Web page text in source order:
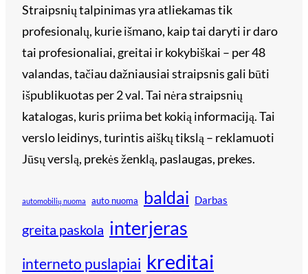
Straipsnių talpinimas yra atliekamas tik
profesionalų, kurie išmano, kaip tai daryti ir daro
tai profesionaliai, greitai ir kokybiškai – per 48
valandas, tačiau dažniausiai straipsnis gali būti
išpublikuotas per 2 val. Tai nėra straipsnių
katalogas, kuris priima bet kokią informaciją. Tai
verslo leidinys, turintis aiškų tikslą – reklamuoti
Jūsų verslą, prekės ženklą, paslaugas, prekes.
automobilių nuoma auto nuoma baldai Darbas
greita paskola interjeras
interneto puslapiai kreditai